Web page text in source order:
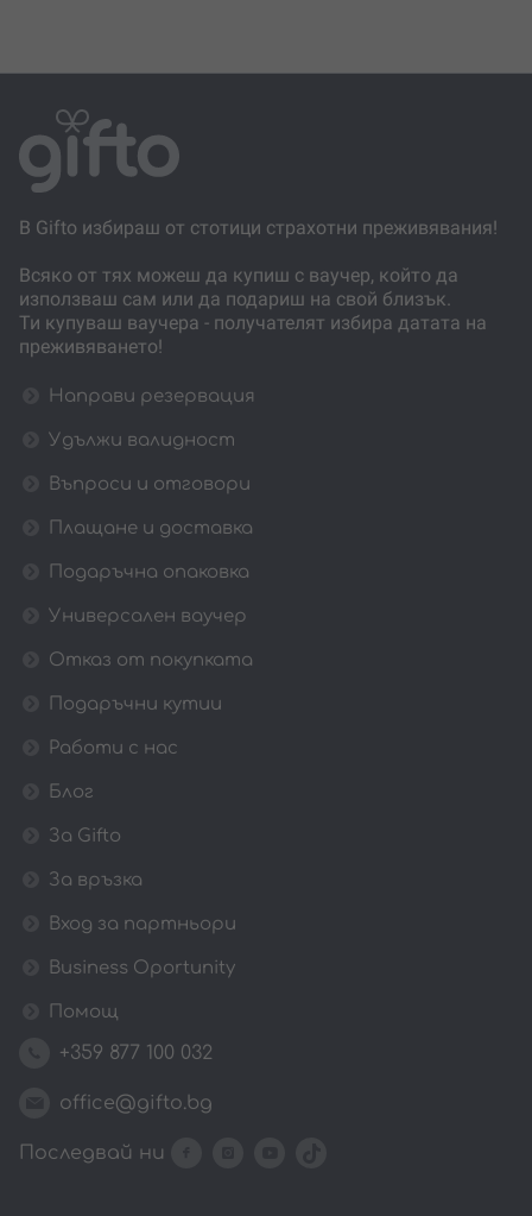
В Gifto избираш от стотици страхотни преживявания!
Всяко от тях можеш да купиш с ваучер, който да
използваш сам или да подариш на свой близък.
Ти купуваш ваучера - получателят избира датата на
преживяването!
Направи резервация
Удължи валидност
Въпроси и отговори
Плащане и доставка
Подаръчна опаковка
Универсален ваучер
Отказ от покупката
Подаръчни кутии
Работи с нас
Блог
За Gifto
За връзка
Вход за партньори
Business Oportunity
Помощ
+359 877 100 032
office@gifto.bg
Последвай ни